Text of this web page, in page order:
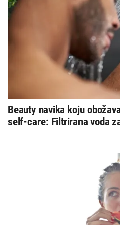
Beauty navika koju
self-care: Filtrirana voda